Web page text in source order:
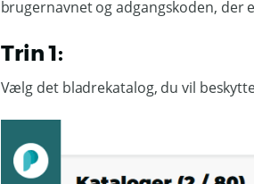
brugernavnet og adgangskoden, der
Trin 1:
Vælg det bladrekatalog, du vil